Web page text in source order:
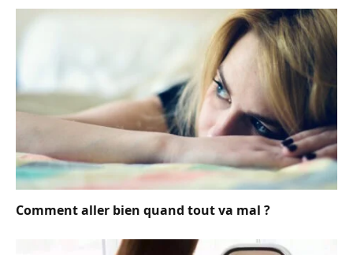
Comment aller bien quand tout va mal ?